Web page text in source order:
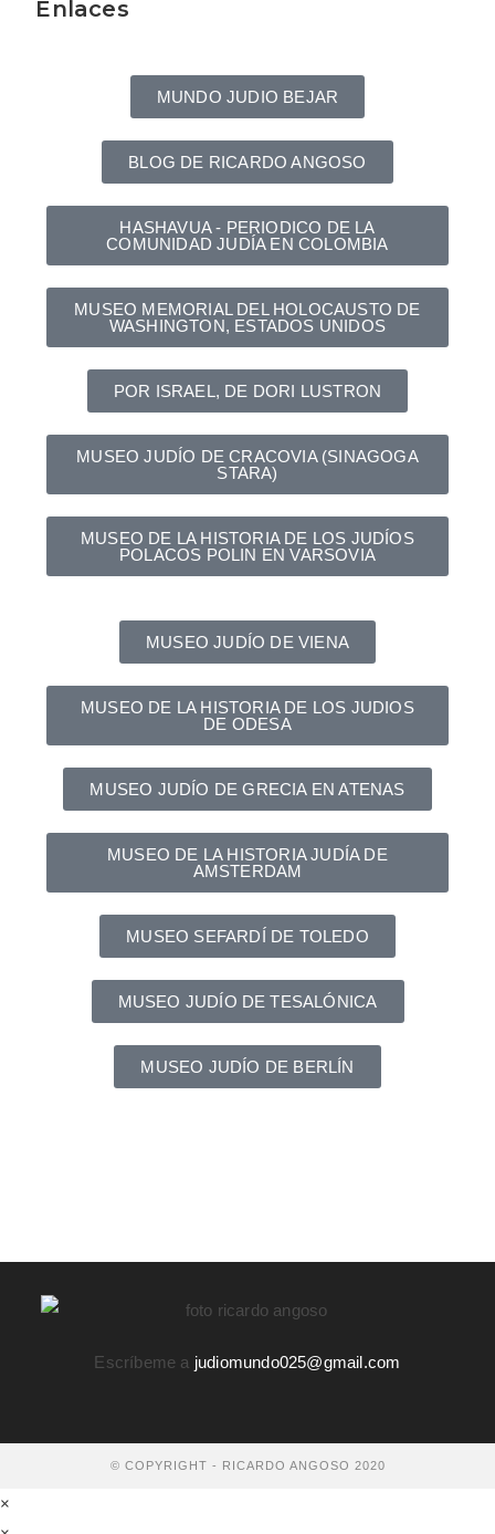
Enlaces
MUNDO JUDIO BEJAR
BLOG DE RICARDO ANGOSO
HASHAVUA - PERIODICO DE LA
COMUNIDAD JUDÍA EN COLOMBIA
MUSEO MEMORIAL DEL HOLOCAUSTO DE
WASHINGTON, ESTADOS UNIDOS
POR ISRAEL, DE DORI LUSTRON
MUSEO JUDÍO DE CRACOVIA (SINAGOGA
STARA)
MUSEO DE LA HISTORIA DE LOS JUDÍOS
POLACOS POLIN EN VARSOVIA
MUSEO JUDÍO DE VIENA
MUSEO DE LA HISTORIA DE LOS JUDIOS
DE ODESA
MUSEO JUDÍO DE GRECIA EN ATENAS
MUSEO DE LA HISTORIA JUDÍA DE
AMSTERDAM
MUSEO SEFARDÍ DE TOLEDO
MUSEO JUDÍO DE TESALÓNICA
MUSEO JUDÍO DE BERLÍN
Escríbeme a judiomundo025@gmail.com
© COPYRIGHT - RICARDO ANGOSO 2020
×